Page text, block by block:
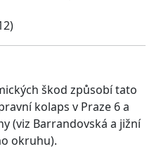
škod způsobí tato
kolaps v Praze 6 a
(viz Barrandovská a jižní
okruhu).